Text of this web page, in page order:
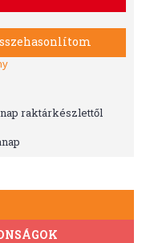
raktárkészlettől